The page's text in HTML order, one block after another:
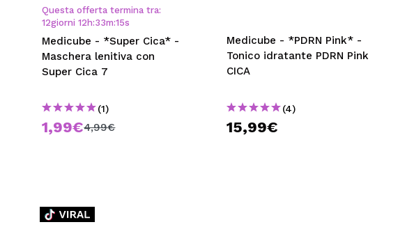
Questa offerta termina tra:
12giorni 12 h:33m:14s
Medicube - *Super Cica* -
Maschera lenitiva con
Super Cica 7
(1)
1,99€4,99€
Medicube - *PDRN Pink* -
Tonico idratante PDRN Pink
CICA
(4)
15,99€